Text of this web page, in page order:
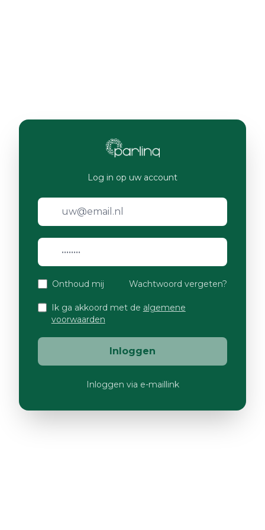
Log in op uw account
Onthoud mij Wachtwoord vergeten?
Ik ga akkoord met de algemene
voorwaarden
Inloggen
Inloggen via e-maillink